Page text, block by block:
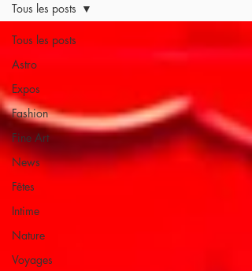
Tous les posts
Astro
Expos
Fashion
Fine Art
News
Fêtes
Intime
Nature
Voyages
Tous les posts